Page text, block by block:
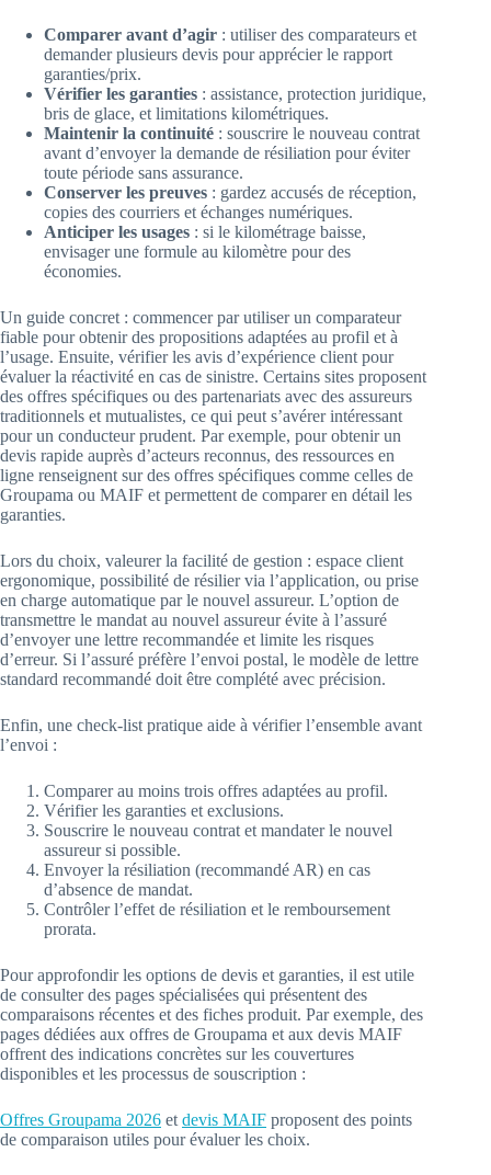
Comparer avant d’agir : utiliser des comparateurs et
demander plusieurs devis pour apprécier le rapport
garanties/prix.
Vérifier les garanties : assistance, protection juridique,
bris de glace, et limitations kilométriques.
Maintenir la continuité : souscrire le nouveau contrat
avant d’envoyer la demande de résiliation pour éviter
toute période sans assurance.
Conserver les preuves : gardez accusés de réception,
copies des courriers et échanges numériques.
Anticiper les usages : si le kilométrage baisse,
envisager une formule au kilomètre pour des
économies.
Un guide concret : commencer par utiliser un comparateur
fiable pour obtenir des propositions adaptées au profil et à
l’usage. Ensuite, vérifier les avis d’expérience client pour
évaluer la réactivité en cas de sinistre. Certains sites proposent
des offres spécifiques ou des partenariats avec des assureurs
traditionnels et mutualistes, ce qui peut s’avérer intéressant
pour un conducteur prudent. Par exemple, pour obtenir un
devis rapide auprès d’acteurs reconnus, des ressources en
ligne renseignent sur des offres spécifiques comme celles de
Groupama ou MAIF et permettent de comparer en détail les
garanties.
Lors du choix, valeurer la facilité de gestion : espace client
ergonomique, possibilité de résilier via l’application, ou prise
en charge automatique par le nouvel assureur. L’option de
transmettre le mandat au nouvel assureur évite à l’assuré
d’envoyer une lettre recommandée et limite les risques
d’erreur. Si l’assuré préfère l’envoi postal, le modèle de lettre
standard recommandé doit être complété avec précision.
Enfin, une check-list pratique aide à vérifier l’ensemble avant
l’envoi :
Comparer au moins trois offres adaptées au profil.
Vérifier les garanties et exclusions.
Souscrire le nouveau contrat et mandater le nouvel
assureur si possible.
Envoyer la résiliation (recommandé AR) en cas
d’absence de mandat.
Contrôler l’effet de résiliation et le remboursement
prorata.
Pour approfondir les options de devis et garanties, il est utile
de consulter des pages spécialisées qui présentent des
comparaisons récentes et des fiches produit. Par exemple, des
pages dédiées aux offres de Groupama et aux devis MAIF
offrent des indications concrètes sur les couvertures
disponibles et les processus de souscription :
Offres Groupama 2026 et devis MAIF proposent des points
de comparaison utiles pour évaluer les choix.